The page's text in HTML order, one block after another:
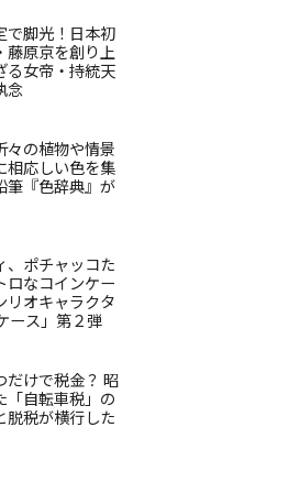
で脚光！日本初
藤原京を創り上
る女帝・持統天
念
々の植物や情景
相応しい色を集
筆『色辞典』が
、ポチャッコた
ロなコインケー
リオキャラクタ
ース」第２弾
だけで税金？ 昭
「自転車税」の
脱税が横行した